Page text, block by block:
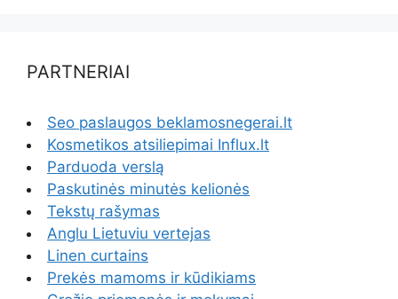
PARTNERIAI
Seo paslaugos beklamosnegerai.lt
Kosmetikos atsiliepimai Influx.lt
Parduoda verslą
Paskutinės minutės kelionės
Tekstų rašymas
Anglu Lietuviu vertejas
Linen curtains
Prekės mamoms ir kūdikiams